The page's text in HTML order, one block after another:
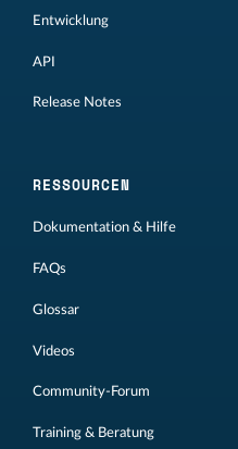
Entwicklung
API
Release Notes
RESSOURCEN
Dokumentation & Hilfe
FAQs
Glossar
Videos
Community-Forum
Training & Beratung